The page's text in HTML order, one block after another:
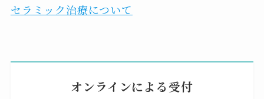
セラミック治療について
オンラインによる受付